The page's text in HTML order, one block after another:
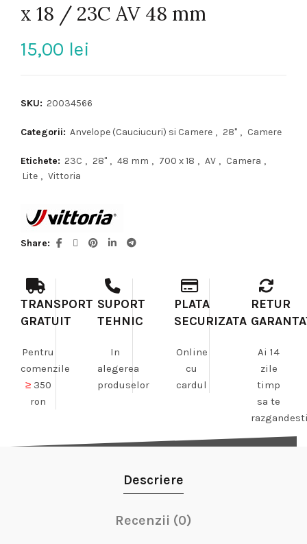
x 18 / 23C AV 48 mm
15,00 lei
SKU: 20034566
Categorii: Anvelope (Cauciucuri) si Camere , 28" , Camere
Etichete: 23C , 28" , 48 mm , 700 x 18 , AV , Camera ,
Lite , Vittoria
Share
TRANSPORT
GRATUIT
Pentru
comenzile
≥350
ron
SUPORT
TEHNIC
In
alegerea
produselor
PLATA
SECURIZATA
Online
cu
cardul
RETUR
Ai 14
zile
timp
sa te
Descriere
Recenzii (0)